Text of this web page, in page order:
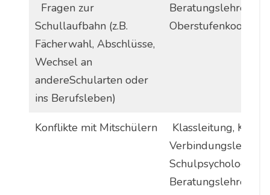
Fragen zur
Schullaufbahn (z.B.
Fächerwahl, Abschlüsse,
Wechsel an
andereSchularten oder
ins Berufsleben)
Beratungslehrerin,
Konflikte mit Mitschülern
Klassleitung, KEKS,
Verbindungslehrer,
Schulpsychologin,
Beratungslehrerin